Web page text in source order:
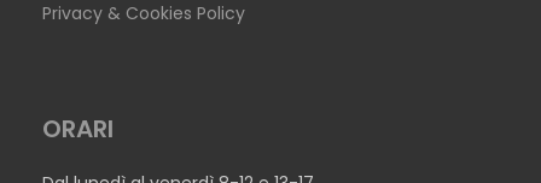
Privacy & Cookies Policy
ORARI